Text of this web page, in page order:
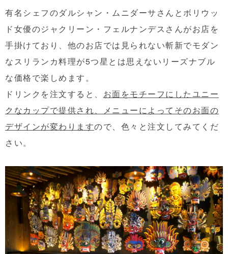
有名シェフのダルシャン・ムニダーサさんとボリウッ
ド女優のジャクリーン・フェルナンデスさんがお店を
手掛けており、他のお店では見られない斬新でモダン
なスリランカ料理が5つ星とは思えないリーズナブル
な価格で楽しめます。
ドリンクを注文すると、 お面をモチーフにしたユニー
クなカップで提供され、メニューによってそのお面の
デザインが変わりますので、色々と注文してみてくだ
さい。